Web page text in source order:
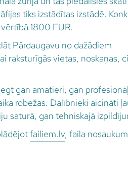
tiks izstādītas izstādē.
1800 EUR.
Pārdaugavu no dažādiem
raksturīgās vietas, noskaņas,
gan amatieri, gan
robežas. Dalībnieki aicināti
saturā, gan tehniskajā
failiem.lv, faila